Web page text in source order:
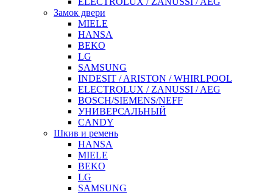
Замок двери
MIELE
HANSA
BEKO
LG
SAMSUNG
INDESIT / ARISTON / WHIRLPOOL
ELECTROLUX / ZANUSSI / AEG
BOSCH/SIEMENS/NEFF
УНИВЕРСАЛЬНЫЙ
CANDY
Шкив и ремень
HANSA
MIELE
BEKO
LG
SAMSUNG